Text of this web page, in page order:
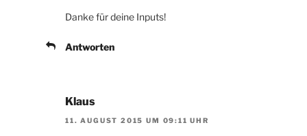
Danke für deine Inputs!
Antworten
Klaus
11. AUGUST 2015 UM 09:11 UHR